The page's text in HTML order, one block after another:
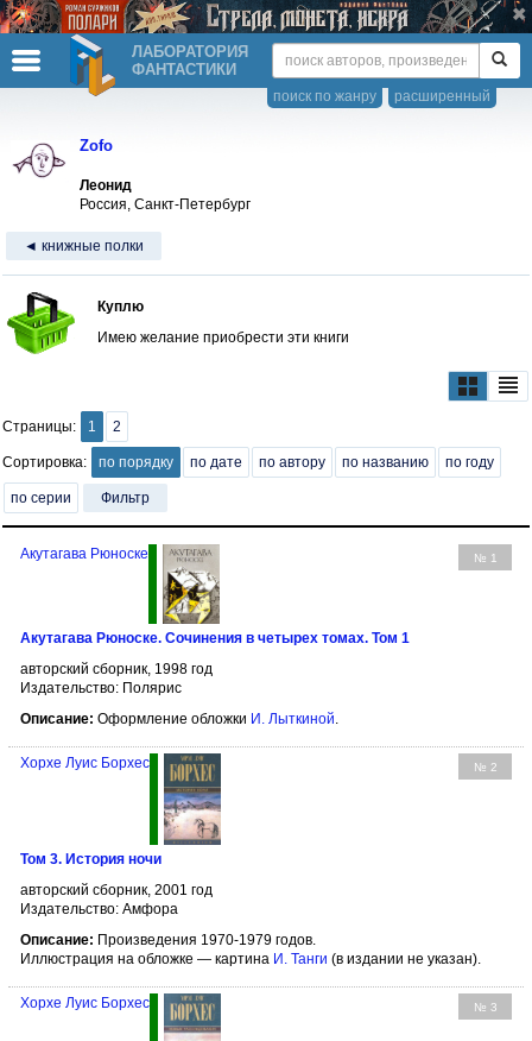
ЛАБОРАТОРИЯ
ФАНТАСТИКИ
расширенный
поиск по жанру
Zofo
Леонид
Россия, Санкт-Петербург
◄ книжные полки
Куплю
Имею желание приобрести эти книги
Страницы: 1 2
Сортировка: по порядку по дате по автору по названию по году
по серии Фильтр
№ 1
Акутагава Рюноске
Акутагава Рюноске. Сочинения в четырех томах. Том 1
авторский сборник, 1998 год
Издательство: Полярис
Описание: Оформление обложки И. Лыткиной.
№ 2
Хорхе Луис Борхес
Том 3. История ночи
авторский сборник, 2001 год
Издательство: Амфора
Описание: Произведения 1970-1979 годов.
Иллюстрация на обложке — картина И. Танги (в издании не указан).
№ 3
Хорхе Луис Борхес